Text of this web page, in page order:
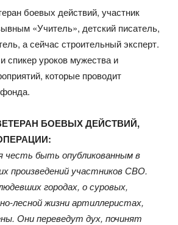
боевых действий, участник
«Учитель», детский писатель,
а сейчас строительный эксперт.
спикер уроков мужества и
которые проводит
БОЕВЫХ ДЕЙСТВИЙ,
честь быть опубликованным в
произведений участников СВО.
городах, о суровых,
лесной жизни артиллеристах,
Они переведут дух, починят